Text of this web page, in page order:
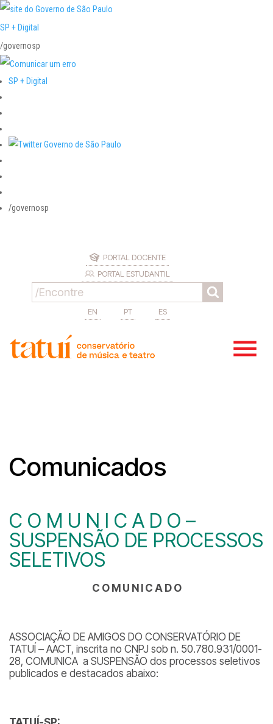
SP + Digital
/governosp
SP + Digital
/governosp
PORTAL DOCENTE
PORTAL ESTUDANTIL
EN PT ES
Comunicados
C O M U N I C A D O –
SUSPENSÃO DE PROCESSOS
SELETIVOS
C O M U N I C A D O
ASSOCIAÇÃO DE AMIGOS DO CONSERVATÓRIO DE
TATUÍ – AACT, inscrita no CNPJ sob n. 50.780.931/0001-
28, COMUNICA a SUSPENSÃO dos processos seletivos
publicados e destacados abaixo: